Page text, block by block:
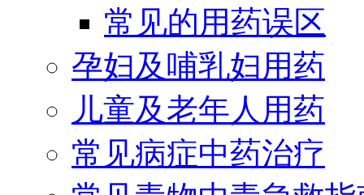
常见的用药误区
孕妇及哺乳妇用药
儿童及老年人用药
常见病症中药治疗